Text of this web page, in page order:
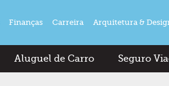
Finanças Carreira Arquitetura &
Aluguel de Carro Seguro